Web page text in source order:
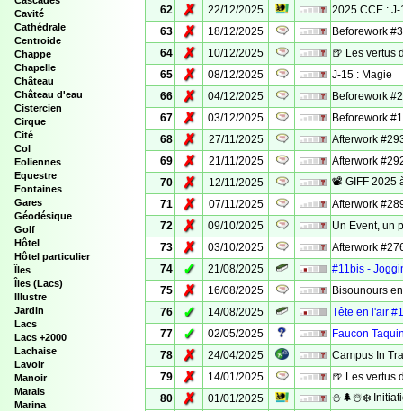
Cavité
Cathédrale
Centroide
Chappe
Chapelle
Château
Château d'eau
Cistercien
Cirque
Cité
Col
Eoliennes
Equestre
Fontaines
Gares
Géodésique
Golf
Hôtel
Hôtel particulier
Îles
Îles (Lacs)
Illustre
Jardin
Lacs
Lacs +2000
Lachaise
Lavoir
Manoir
Marais
Marina
62
✗ 22/12/2025
2025 CCE : J-
63
✗ 18/12/2025
Beforework
64
✗ 10/12/2025
🍺 Les vertus
65
✗ 08/12/2025
J-15 : Magie
66
✗ 04/12/2025
Beforework
67
✗ 03/12/2025
Beforework
68
✗ 27/11/2025
Afterwork
69
✗ 21/11/2025
Afterwork
70
✗ 12/11/2025
📽️​ GIFF 2025
71
✗ 07/11/2025
Afterwork
72
✗ 09/10/2025
Un Event, un
73
✗ 03/10/2025
Afterwork
74
✓ 21/08/2025
#11bis -
75
✗ 16/08/2025
Bisounours
76
✓ 14/08/2025
Tête en l'air #1
77
✓ 02/05/2025
Faucon
78
✗ 24/04/2025
Campus In
79
✗ 14/01/2025
🍺 Les vertus
80
✗ 01/01/2025
⛄️🌲☃️❄️